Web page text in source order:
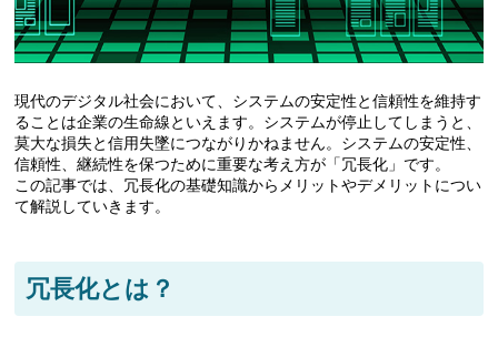
現代のデジタル社会において、システムの安定性と信頼性を維持す
ることは企業の生命線といえます。システムが停止してしまうと、
莫大な損失と信用失墜につながりかねません。システムの安定性、
信頼性、継続性を保つために重要な考え方が「冗長化」です。
この記事では、冗長化の基礎知識からメリットやデメリットについ
て解説していきます。
冗長化とは？